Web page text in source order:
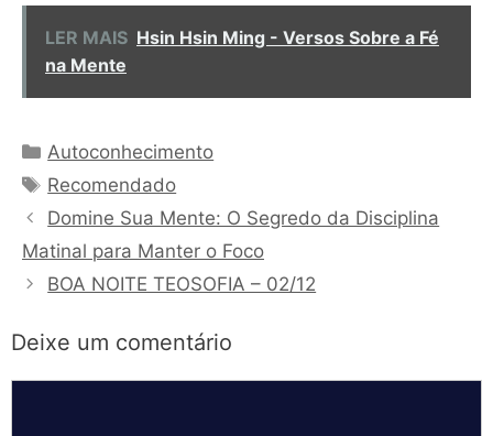
LER MAIS Hsin Hsin Ming - Versos Sobre a Fé
na Mente
Categorias
Autoconhecimento
Tags
Recomendado
Domine Sua Mente: O Segredo da Disciplina
Matinal para Manter o Foco
BOA NOITE TEOSOFIA – 02/12
Deixe um comentário